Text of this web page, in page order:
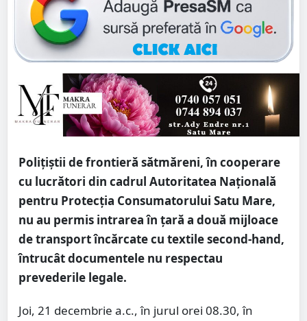
Poliţiştii de frontieră sătmăreni, în cooperare
cu lucrători din cadrul Autoritatea Naţională
pentru Protecţia Consumatorului Satu Mare,
nu au permis intrarea în ţară a două mijloace
de transport încărcate cu textile second-hand,
întrucât documentele nu respectau
prevederile legale.
Joi, 21 decembrie a.c., în jurul orei 08.30, în